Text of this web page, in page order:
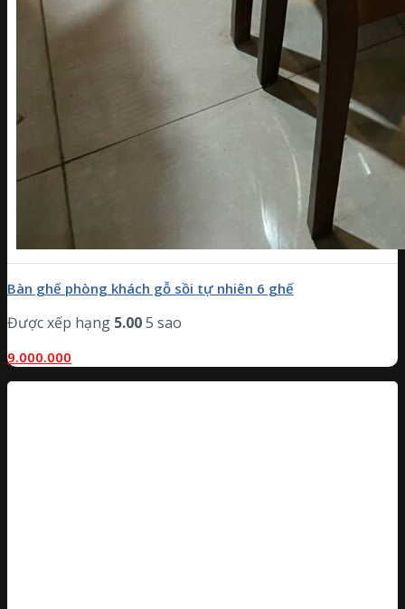
Bàn ghế phòng khách gỗ sồi tự nhiên 6 ghế
Được xếp hạng 5.005 sao
9.000.000